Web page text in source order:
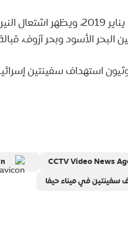
الحقيقة: الفيديو من 21
الأسود وبحر آزوف،
أعلن الحوثيون استهداف
CCTV Video News
سفينتين في ميناء حيفا